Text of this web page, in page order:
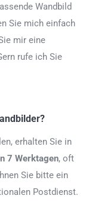
Wandbild
Sie mich einfach
mir eine
rufe ich Sie
erhalten Sie in
7 Werktagen, oft
Sie bitte ein
Postdienst.